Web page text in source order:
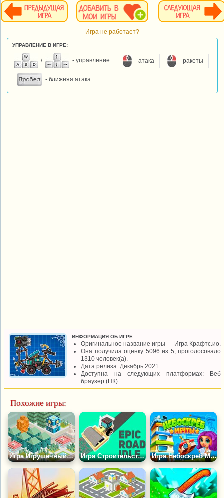
Игра не работает?
УПРАВЛЕНИЕ В ИГРЕ:
/ - управление - атака - ракеты
- ближняя атака
ИНФОРМАЦИЯ ОБ ИГРЕ:
Оригинальное название игры — Игра Крафтс.ио.
Она получила оценку 5096 из 5, проголосовало
1310 человек(а).
Дата релиза: Декабрь 2021.
Доступна на следующих платформах: Веб
браузер (ПК).
Похожие игры:
Игра Игрушечный Город Метрополис Игра Строительство Эпических Дорог Игра Небоскреб Мечты